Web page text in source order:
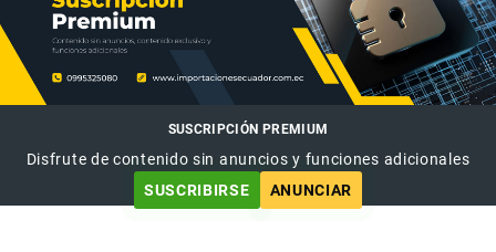
SUSCRIPCIÓN PREMIUM
Disfrute de contenido sin anuncios y funciones adicionales
SUSCRIBIRSE
ANUNCIAR